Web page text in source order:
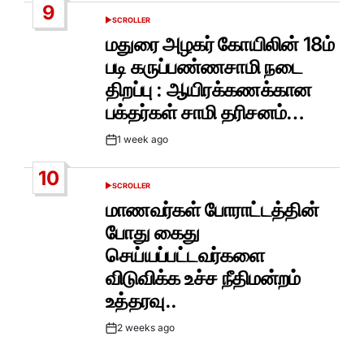
9
POSTED
SCROLLER
மதுரை அழகர் கோயிலின் 18ம்
படி கருப்பண்ணசாமி நடை
திறப்பு : ஆயிரக்கணக்கான
பக்தர்கள் சாமி தரிசனம்…
Post1 week ago
10
POSTED
SCROLLER
மாணவர்கள் போராட்டத்தின்
போது கைது
செய்யப்பட்டவர்களை
விடுவிக்க உச்ச நீதிமன்றம்
உத்தரவு..
Post2 weeks ago